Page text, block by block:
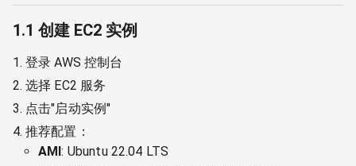
1.1 创建 EC2 实例
登录 AWS 控制台
选择 EC2 服务
点击"启动实例"
推荐配置：
AMI: Ubuntu 22.04 LTS